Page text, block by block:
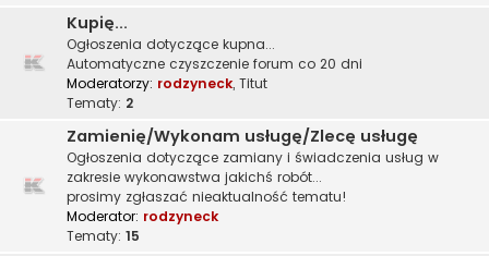
Kupię...
Ogłoszenia dotyczące kupna...
Automatyczne czyszczenie forum co 20 dni
Moderatorzy: rodzyneck, Titut
Tematy: 2
Zamienię/Wykonam usługę/Zlecę usługę
Ogłoszenia dotyczące zamiany i świadczenia usług w
zakresie wykonawstwa jakichś robót...
prosimy zgłaszać nieaktualność tematu!
Moderator: rodzyneck
Tematy: 15